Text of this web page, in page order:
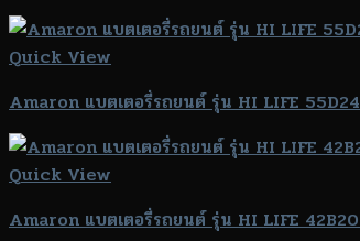
Quick View
Amaron แบตเตอรี่รถยนต์ รุ่น HI LIFE
Quick View
Amaron แบตเตอรี่รถยนต์ รุ่น HI LIFE